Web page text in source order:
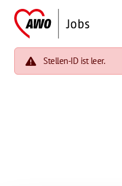
Stellen-ID ist leer.